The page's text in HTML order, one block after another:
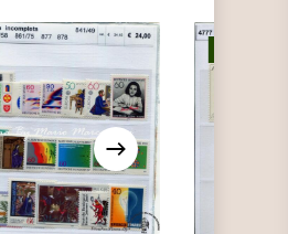
24,00
15,00